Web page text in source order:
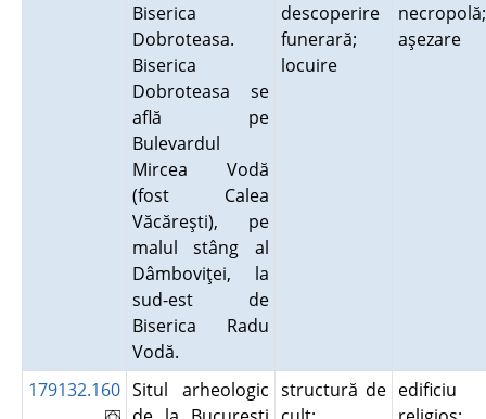
Biserica
Dobroteasa.
Biserica
Dobroteasa se
află pe
Bulevardul
Mircea Vodă
(fost Calea
Văcăreşti), pe
malul stâng al
Dâmboviţei, la
sud-est de
Biserica Radu
Vodă.
descoperire
funerară;
locuire
necropolă;
aşezare
179132.160 Situl arheologic structură de edificiu